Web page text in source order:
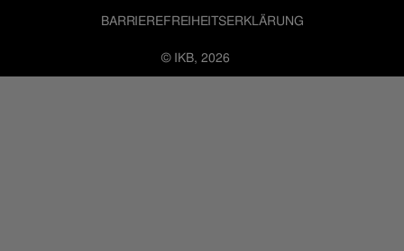
© IKB, 2026
BARRIEREFREIHEITSERKLÄRUNG